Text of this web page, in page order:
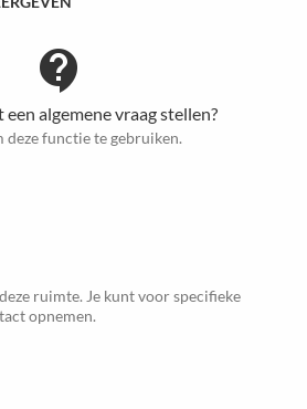
contact_support
algemene vraag stellen?
deze functie te gebruiken.
ruimte. Je kunt voor specifieke
opnemen.